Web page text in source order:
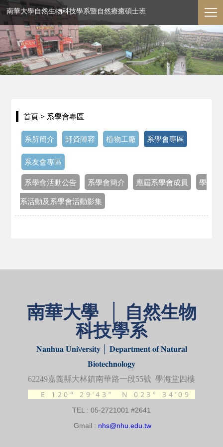
南華大學自然生物科技學系暨自然療癒碩士班
首頁 > 系學會專區
系所簡介 師資陣容 植物工廠 系學會專區
系友會專區
系學會活動公告 系學會簡介 應屆系學會成員
學
系活動及系學會活動影集
南華大學 │ 自然生物
科技學系
𝐍𝐚𝐧𝐡𝐮𝐚 𝐔𝐧𝐢v𝐞𝐫𝐬𝐢𝐭𝐲 │ 𝐃𝐞𝐩𝐚𝐫𝐭𝐦𝐞𝐧𝐭 𝐨𝐟 𝐍𝐚𝐭𝐮𝐫𝐚𝐥
𝐁𝐢𝐨𝐭𝐞𝐜𝐡𝐧𝐨𝐥𝐨𝐠𝐲
62249嘉義縣大林鎮南華路一段55號 學海堂四樓
E 120° 29’43” N 023° 34’09
TEL : 05-2721001 #2641
Gmail : nhs@nhu.edu.tw